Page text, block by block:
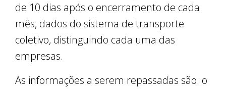
de 10 dias após o encerramento de cada
mês, dados do sistema de transporte
coletivo, distinguindo cada uma das
empresas.
As informações a serem repassadas são: o